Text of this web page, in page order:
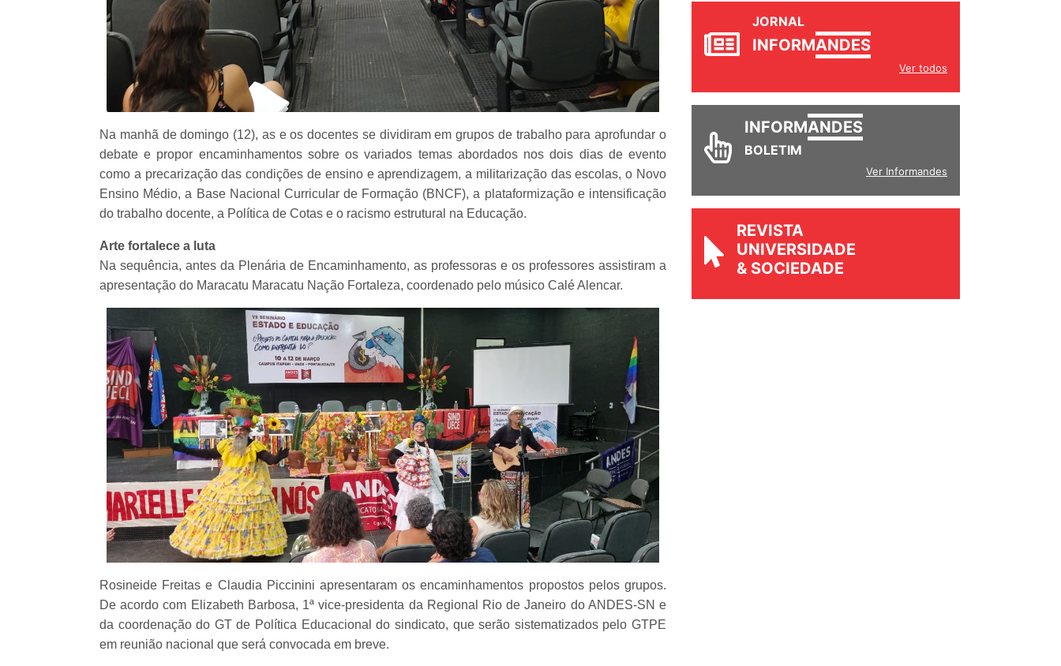
Na manhã de domingo (12), as e os docentes se dividiram em grupos de trabalho para aprofundar o
debate e propor encaminhamentos sobre os variados temas abordados nos dois dias de evento
como a precarização das condições de ensino e aprendizagem, a militarização das escolas, o Novo
Ensino Médio, a Base Nacional Curricular de Formação (BNCF), a plataformização e intensificação
do trabalho docente, a Política de Cotas e o racismo estrutural na Educação.
Arte fortalece a luta
Na sequência, antes da Plenária de Encaminhamento, as professoras e os professores assistiram a
apresentação do Maracatu Maracatu Nação Fortaleza, coordenado pelo músico Calé Alencar.
Rosineide Freitas e Claudia Piccinini apresentaram os encaminhamentos propostos pelos grupos.
De acordo com Elizabeth Barbosa, 1ª vice-presidenta da Regional Rio de Janeiro do ANDES-SN e
da coordenação do GT de Política Educacional do sindicato, que serão sistematizados pelo GTPE
em reunião nacional que será convocada em breve.
JORNAL
Ver todos
INFORM
Ver Informandes
REVISTA
UNIVERSIDADE